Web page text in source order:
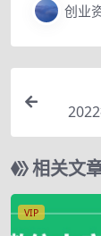
创业
相关文
VIP